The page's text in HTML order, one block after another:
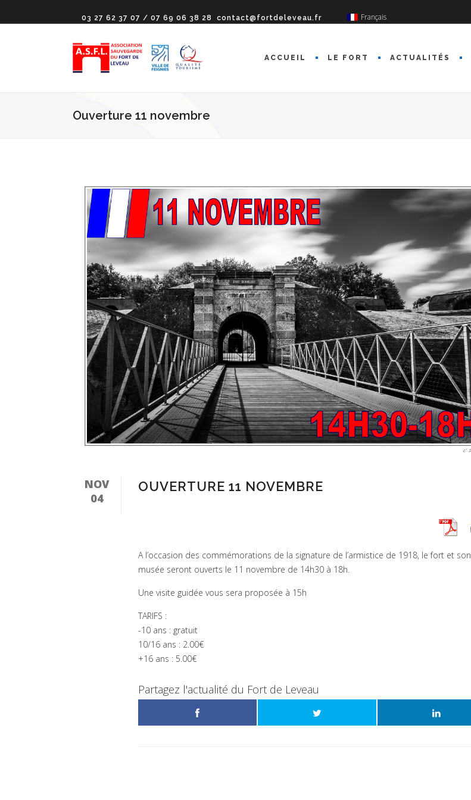
03 27 62 37 07 / 07 69 06 38 28 contact@fortdeleveau.fr Français
ACCUEIL LE FORT ACTUALITÉS
Ouverture 11 novembre
NOV
04
OUVERTURE 11 NOVEMBRE
A l’occasion des commémorations de la signature de l’armistice de 1918, le fort et son
musée seront ouverts le 11 novembre de 14h30 à 18h.
Une visite guidée vous sera proposée à 15h
TARIFS :
-10 ans : gratuit
10/16 ans : 2.00€
+16 ans : 5.00€
Partagez l'actualité du Fort de Leveau